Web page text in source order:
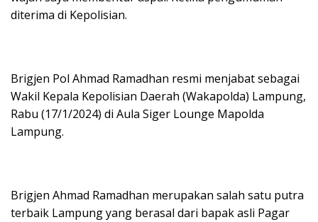
diterima di Kepolisian.
Brigjen Pol Ahmad Ramadhan resmi menjabat sebagai
Wakil Kepala Kepolisian Daerah (Wakapolda) Lampung,
Rabu (17/1/2024) di Aula Siger Lounge Mapolda
Lampung.
Brigjen Ahmad Ramadhan merupakan salah satu putra
terbaik Lampung yang berasal dari bapak asli Pagar